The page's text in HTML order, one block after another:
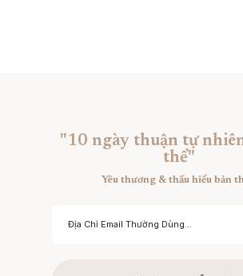
"10 ngày thuận tự
thể"
Yêu thương & thấu hiểu bản